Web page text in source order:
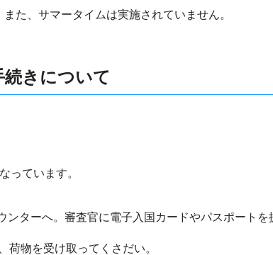
た、サマータイムは実施されていません。
きについて
っています。
ターへ。審査官に電子入国カードやパスポートを
荷物を受け取ってくさだい。